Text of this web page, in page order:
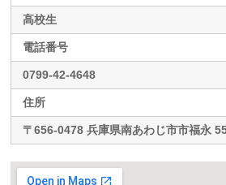
高校生
電話番号
0799-42-4648
住所
〒656-0478 兵庫県南あわじ市市福永